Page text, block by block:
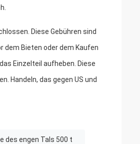
Diese Gebühren sind
dem Bieten oder dem Kaufen
Einzelteil aufheben. Diese
Handeln, das gegen US und
des engen Tals 500 t